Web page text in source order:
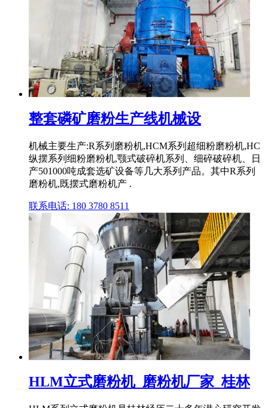
整套磷矿磨粉生产线机械设
机械主要生产:R系列磨粉机,HCM系列超细粉磨粉机,HC
纵摆系列细粉磨粉机,颚式破碎机系列、细碎破碎机、日
产501000吨成套选矿设备等几大系列产品。其中R系列
磨粉机,既摆式磨粉机产 .
联系电话: 180 3780 8511
HLM立式磨粉机_磨粉机厂家_桂林